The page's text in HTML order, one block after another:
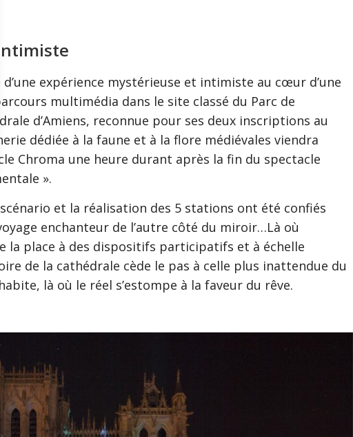
intimiste
expérience mystérieuse et intimiste au cœur d’une
multimédia dans le site classé du Parc de
d’Amiens, reconnue pour ses deux inscriptions au
dédiée à la faune et à la flore médiévales viendra
Chroma une heure durant après la fin du spectacle
».
et la réalisation des 5 stations ont été confiés
enchanteur de l’autre côté du miroir…Là où
la place à des dispositifs participatifs et à échelle
de la cathédrale cède le pas à celle plus inattendue du
là où le réel s’estompe à la faveur du rêve.